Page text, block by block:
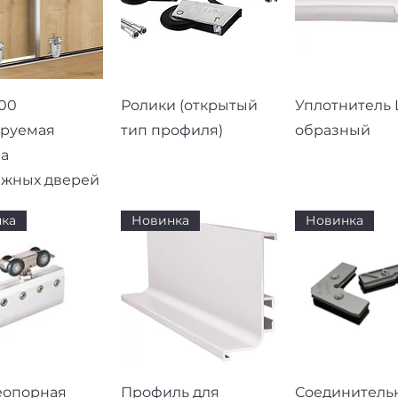
просмотр
дверей
Быстрый просмотр
Ролики (открытый
тип профиля)
Быстрый
Уплотнитель
образный
просмотр Быстрый просмотр
Новинка
Профиль для Быстрый
Новинка